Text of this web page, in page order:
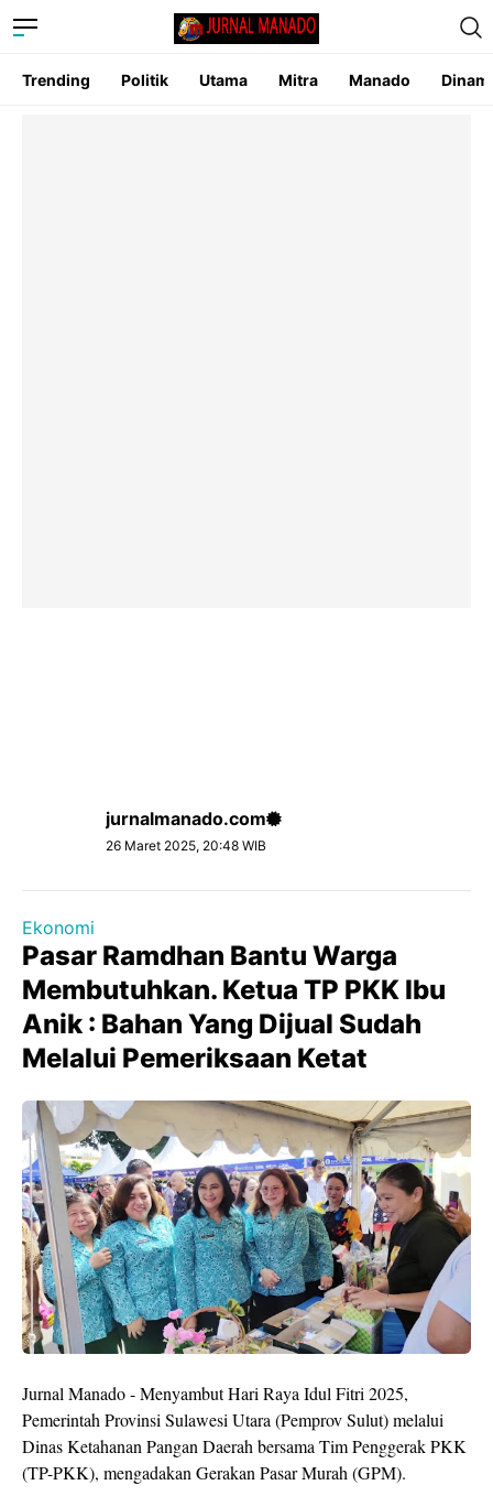
Trending Politik Utama Mitra Manado
jurnalmanado.com
26 Maret 2025, 20:48 WIB
Ekonomi
Pasar Ramdhan Bantu Warga
Membutuhkan. Ketua TP PKK Ibu
Anik : Bahan Yang Dijual Sudah
Melalui Pemeriksaan Ketat
Jurnal Manado - Menyambut Hari Raya Idul Fitri 2025,
Pemerintah Provinsi Sulawesi Utara (Pemprov Sulut) melalui
Dinas Ketahanan Pangan Daerah bersama Tim Penggerak PKK
(TP-PKK), mengadakan Gerakan Pasar Murah (GPM).